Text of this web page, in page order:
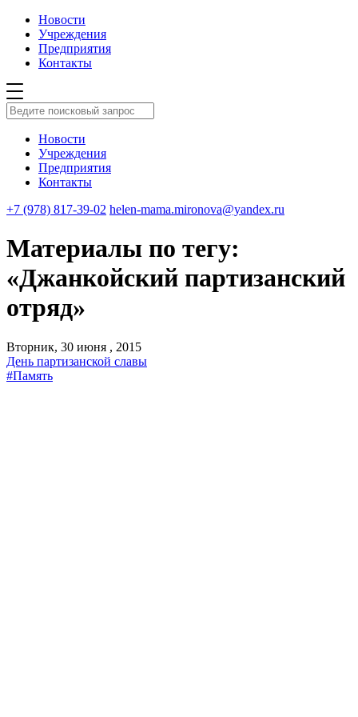
Новости
Учреждения
Предприятия
Контакты
Новости
Учреждения
Предприятия
Контакты
+7 (978) 817-39-02 helen-mama.mironova@yandex.ru
Материалы по тегу:
«Джанкойский партизанский
отряд»
Вторник, 30 июня , 2015
День партизанской славы
#Память